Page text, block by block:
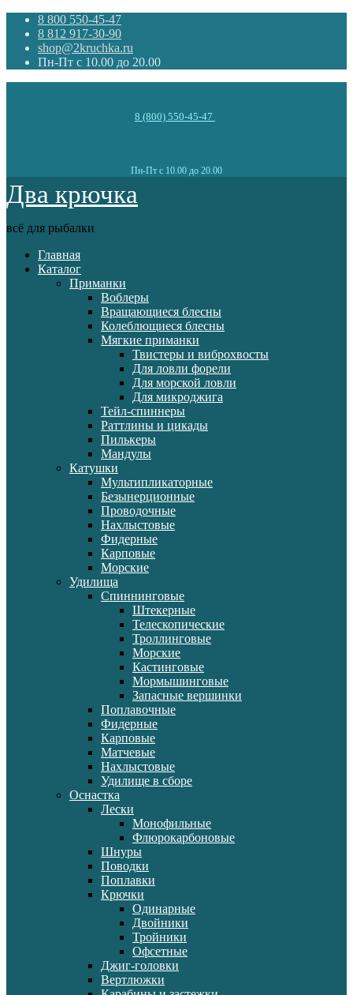
8 800 550-45-47
8 812 917-30-90
shop@2kruchka.ru
Пн-Пт с 10.00 до 20.00
8 (800) 550-45-47
Пн-Пт с 10.00 до 20.00
Два крючка
всё для рыбалки
Главная
Каталог
Приманки
Воблеры
Вращающиеся блесны
Колеблющиеся блесны
Мягкие приманки
Твистеры и виброхвосты
Для ловли форели
Для морской ловли
Для микроджига
Тейл-спиннеры
Раттлины и цикады
Пилькеры
Мандулы
Катушки
Мультипликаторные
Безынерционные
Проводочные
Нахлыстовые
Фидерные
Карповые
Морские
Удилища
Спиннинговые
Штекерные
Телескопические
Троллинговые
Морские
Кастинговые
Мормышинговые
Запасные вершинки
Поплавочные
Фидерные
Карповые
Матчевые
Нахлыстовые
Удилище в сборе
Оснастка
Лески
Монофильные
Флюрокарбоновые
Шнуры
Поводки
Поплавки
Крючки
Одинарные
Двойники
Тройники
Офсетные
Джиг-головки
Вертлюжки